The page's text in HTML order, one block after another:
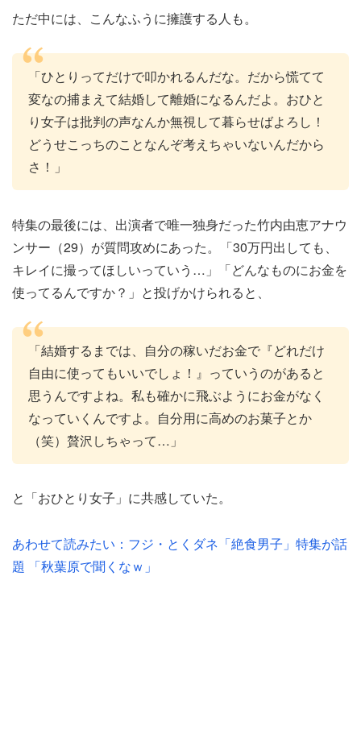
ただ中には、こんなふうに擁護する人も。
「ひとりってだけで叩かれるんだな。だから慌てて
変なの捕まえて結婚して離婚になるんだよ。おひと
り女子は批判の声なんか無視して暮らせばよろし！
どうせこっちのことなんぞ考えちゃいないんだから
さ！」
特集の最後には、出演者で唯一独身だった竹内由恵アナウ
ンサー（29）が質問攻めにあった。「30万円出しても、
キレイに撮ってほしいっていう…」「どんなものにお金を
使ってるんですか？」と投げかけられると、
「結婚するまでは、自分の稼いだお金で『どれだけ
自由に使ってもいいでしょ！』っていうのがあると
思うんですよね。私も確かに飛ぶようにお金がなく
なっていくんですよ。自分用に高めのお菓子とか
（笑）贅沢しちゃって…」
と「おひとり女子」に共感していた。
あわせて読みたい：フジ・とくダネ「絶食男子」特集が話
題 「秋葉原で聞くなｗ」